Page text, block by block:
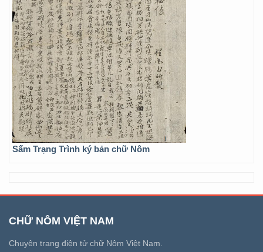
Sấm Trạng Trình ký bản chữ Nôm
CHỮ NÔM VIỆT NAM
Chuyên trang điện tử chữ Nôm Việt Nam.